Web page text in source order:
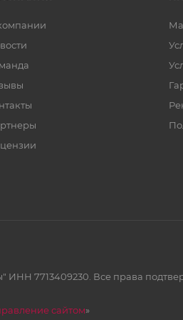
7713409230. Все права
сайтом»